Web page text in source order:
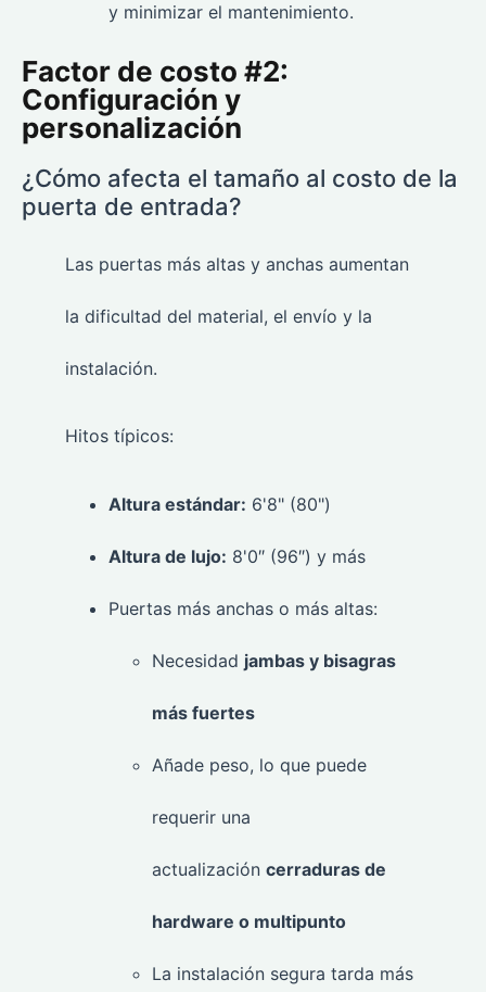
y minimizar el mantenimiento.
Factor de costo #2:
Configuración y
personalización
¿Cómo afecta el tamaño al costo de la
puerta de entrada?
Las puertas más altas y anchas aumentan
la dificultad del material, el envío y la
instalación.
Hitos típicos:
Altura estándar: 6'8" (80")
Altura de lujo: 8'0″ (96″) y más
Puertas más anchas o más altas:
Necesidad jambas y bisagras
más fuertes
Añade peso, lo que puede
requerir una
actualización cerraduras de
hardware o multipunto
La instalación segura tarda más